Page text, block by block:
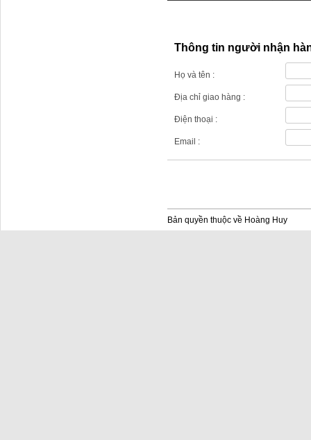
Thông tin người nhận
Họ và tên :
Địa chỉ giao hàng :
Điện thoại :
Email :
Bản quyền thuộc về Hoàng Huy